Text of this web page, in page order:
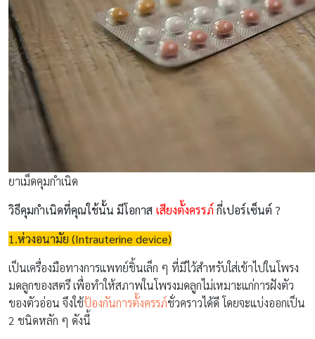
ยาเม็ดคุมกำเนิด
วิธีคุมกำเนิดที่คุณใช้นั้น มีโอกาส เสียงตั้งครรภ์ กี่เปอร์เซ็นต์ ?
1.ห่วงอนามัย (Intrauterine device)
เป็นเครื่องมือทางการแพทย์ชิ้นเล็ก ๆ ที่มีไว้สำหรับใส่เข้าไปในโพรง
มดลูกของสตรี เพื่อทำให้สภาพในโพรงมดลูกไม่เหมาะแก่การฝังตัว
ของตัวอ่อน จึงใช้ป้องกันการตั้งครรภ์ชั่วคราวได้ดี โดยจะแบ่งออกเป็น
2 ชนิดหลัก ๆ ดังนี้